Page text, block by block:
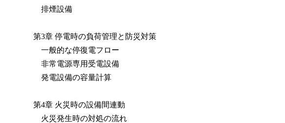
排煙設備
第3章 停電時の負荷管理と防災対策
一般的な停復電フロー
非常電源専用受電設備
発電設備の容量計算
第4章 火災時の設備間連動
火災発生時の対処の流れ